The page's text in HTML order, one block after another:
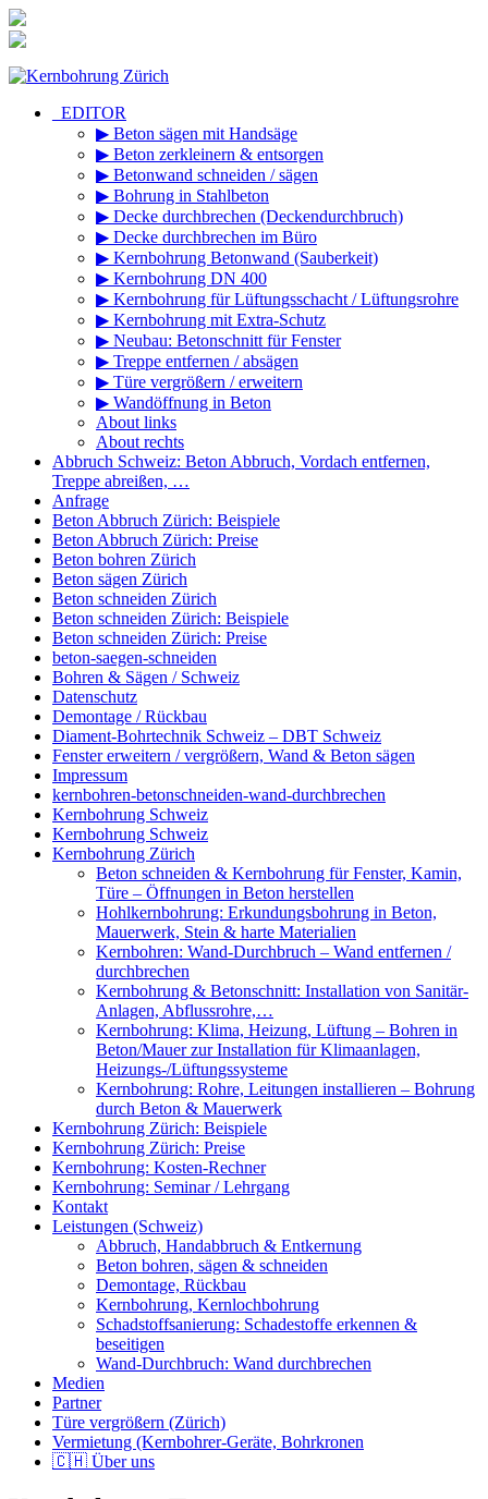
Inhalt
_EDITOR
▶ Beton sägen mit Handsäge
▶ Beton zerkleinern & entsorgen
▶ Betonwand schneiden / sägen
▶ Bohrung in Stahlbeton
▶ Decke durchbrechen (Deckendurchbruch)
▶ Decke durchbrechen im Büro
▶ Kernbohrung Betonwand (Sauberkeit)
▶ Kernbohrung DN 400
▶ Kernbohrung für Lüftungsschacht / Lüftungsrohre
▶ Kernbohrung mit Extra-Schutz
▶ Neubau: Betonschnitt für Fenster
▶ Treppe entfernen / absägen
▶ Türe vergrößern / erweitern
▶ Wandöffnung in Beton
About links
About rechts
Abbruch Schweiz: Beton Abbruch, Vordach entfernen,
Treppe abreißen, …
Anfrage
Beton Abbruch Zürich: Beispiele
Beton Abbruch Zürich: Preise
Beton bohren Zürich
Beton sägen Zürich
Beton schneiden Zürich
Beton schneiden Zürich: Beispiele
Beton schneiden Zürich: Preise
beton-saegen-schneiden
Bohren & Sägen / Schweiz
Datenschutz
Demontage / Rückbau
Diament-Bohrtechnik Schweiz – DBT Schweiz
Fenster erweitern / vergrößern, Wand & Beton sägen
Impressum
kernbohren-betonschneiden-wand-durchbrechen
Kernbohrung Schweiz
Kernbohrung Schweiz
Kernbohrung Zürich
Beton schneiden & Kernbohrung für Fenster, Kamin,
Türe – Öffnungen in Beton herstellen
Hohlkernbohrung: Erkundungsbohrung in Beton,
Mauerwerk, Stein & harte Materialien
Kernbohren: Wand-Durchbruch – Wand entfernen /
durchbrechen
Kernbohrung & Betonschnitt: Installation von Sanitär-
Anlagen, Abflussrohre,…
Kernbohrung: Klima, Heizung, Lüftung – Bohren in
Beton/Mauer zur Installation für Klimaanlagen,
Heizungs-/Lüftungssysteme
Kernbohrung: Rohre, Leitungen installieren – Bohrung
durch Beton & Mauerwerk
Kernbohrung Zürich: Beispiele
Kernbohrung Zürich: Preise
Kernbohrung: Kosten-Rechner
Kernbohrung: Seminar / Lehrgang
Kontakt
Leistungen (Schweiz)
Abbruch, Handabbruch & Entkernung
Beton bohren, sägen & schneiden
Demontage, Rückbau
Kernbohrung, Kernlochbohrung
Schadstoffsanierung: Schadestoffe erkennen &
beseitigen
Wand-Durchbruch: Wand durchbrechen
Medien
Partner
Türe vergrößern (Zürich)
Vermietung (Kernbohrer-Geräte, Bohrkronen
🇨🇭 Über uns